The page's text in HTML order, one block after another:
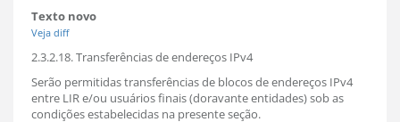
Texto novo
Veja diff
2.3.2.18. Transferências de endereços IPv4
Serão permitidas transferências de blocos de endereços IPv4
entre LIR e/ou usuários finais (doravante entidades) sob as
condições estabelecidas na presente seção.